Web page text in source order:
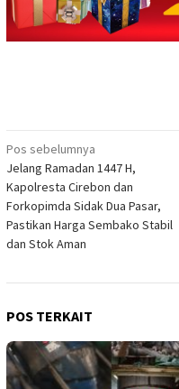
Navigasi
pos
Pos sebelumnya
Jelang Ramadan 1447 H,
Kapolresta Cirebon dan
Forkopimda Sidak Dua Pasar,
Pastikan Harga Sembako Stabil
dan Stok Aman
POS TERKAIT